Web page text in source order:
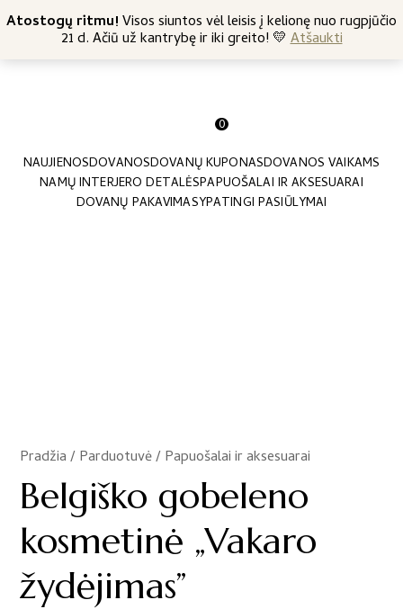
Atostogų ritmu!Visos siuntos vėl leisis į kelionę nuo rugpjūčio
21 d. Ačiū už kantrybę ir iki greito! 💛Atšaukti
Nemokamas siuntimas nuo 45 Eur +370 682 57369
0
NAUJIENOSDOVANOSDOVANŲ KUPONASDOVANOS VAIKAMS
NAMŲ INTERJERO DETALĖSPAPUOŠALAI IR AKSESUARAI
DOVANŲ PAKAVIMASYPATINGI PASIŪLYMAI
Pradžia/Parduotuvė/Papuošalai ir aksesuarai
/
Belgiško gobeleno
kosmetinė „Vakaro
žydėjimas”